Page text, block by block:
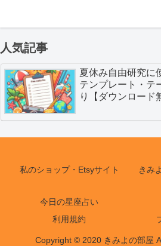
人気記事
夏休み自由研究に
テンプレート・テ
り【ダウンロード
私のショップ・Etsyサイト
きみ
今日の星座占い
利用規約
Copyright © 2020 きみよの部屋